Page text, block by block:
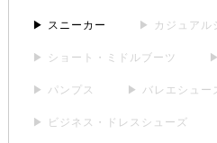
▶ スニーカー ▶ カジュアル
▶ ショート・ミドルブーツ
▶ パンプス ▶ バレエシュー
▶ ビジネス・ドレスシューズ